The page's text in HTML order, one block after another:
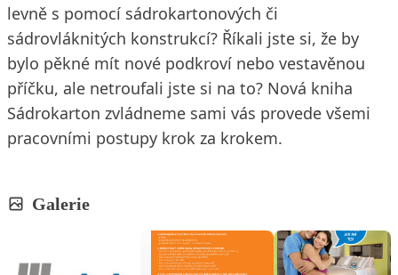
levně s pomocí sádrokartonových či
sádrovláknitých konstrukcí? Říkali jste si, že by
bylo pěkné mít nové podkroví nebo vestavěnou
příčku, ale netroufali jste si na to? Nová kniha
Sádrokarton zvládneme sami vás provede všemi
pracovními postupy krok za krokem.
Galerie